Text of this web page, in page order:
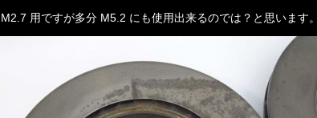
用ですが多分 M5.2 にも使用出来るのでは？と思います